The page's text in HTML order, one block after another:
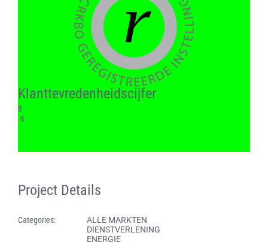
Klant­tevreden­heids­cijfer
8
.6
Project Details
Categories:
ALLE MARKTEN
DIENSTVERLENING
ENERGIE